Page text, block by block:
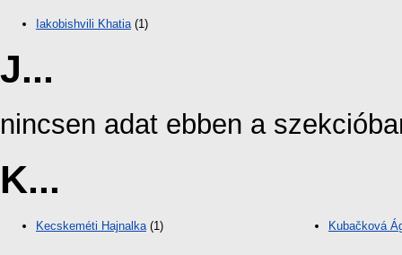
Iakobishvili Khatia (1)
J...
nincsen adat ebben a
K...
Kecskeméti Hajnalka(1) Kubačková